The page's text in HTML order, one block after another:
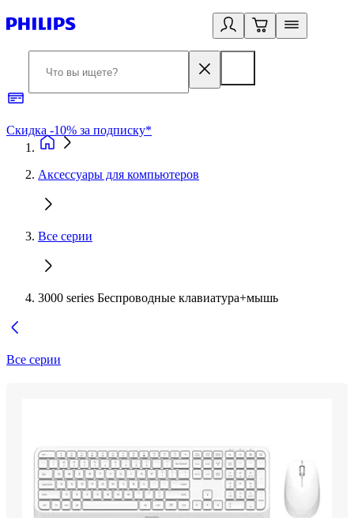
Скидка -10% за подписку*
Аксессуары для компьютеров
Все серии
3000 series Беспроводные клавиатура+мышь
Все серии